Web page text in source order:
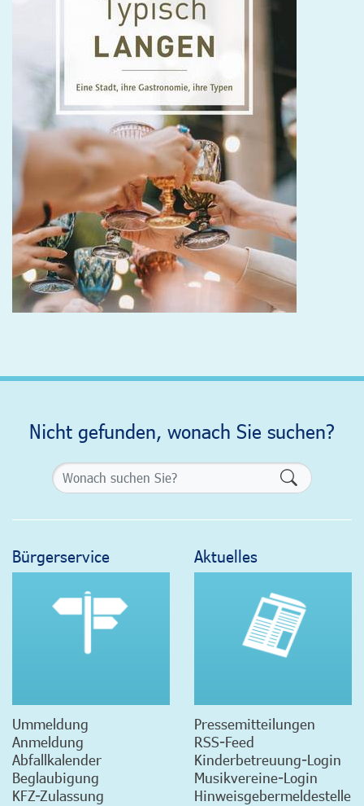
Nicht gefunden, wonach Sie suchen?
Bürgerservice
Ummeldung
Anmeldung
Abfallkalender
Beglaubigung
KFZ-Zulassung
Aktuelles
Pressemitteilungen
RSS-Feed
Kinderbetreuung-Login
Musikvereine-Login
Hinweisgebermeldestelle